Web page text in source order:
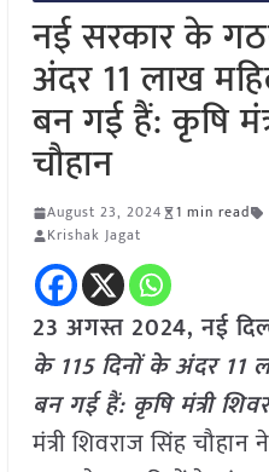
नई सरकार के
अंदर 11 लाख
बन गई हैं: कृषि
चौहान
August 23, 2024 1 min read
Krishak Jagat
23 अगस्त 2024, नई
के 115 दिनों के अंदर 11
बन गई हैं: कृषि मंत्री
मंत्री शिवराज सिंह